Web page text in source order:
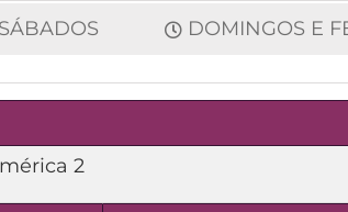
SÁBADOS DOMINGOS E
2